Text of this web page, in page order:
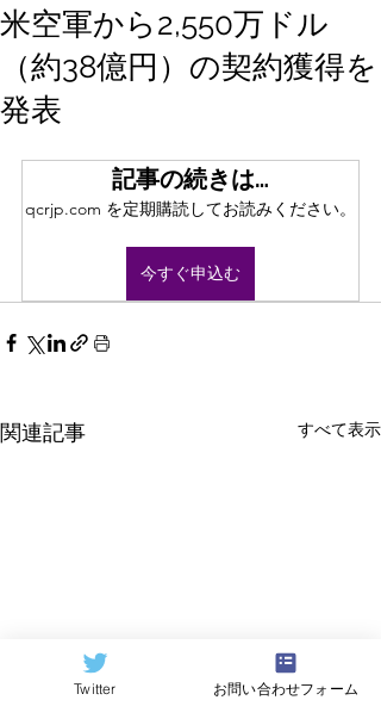
米空軍から2,550万ドル
（約38億円）の契約獲得を
発表
記事の続きは…
qcrjp.com を定期購読してお読みください。
今すぐ申込む
関連記事 すべて表示
Twitter お問い合わせフォーム